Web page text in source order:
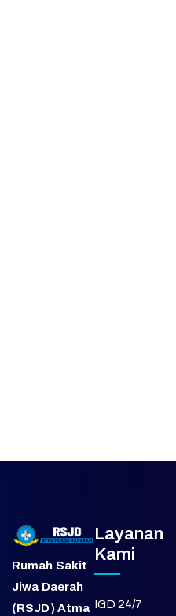
Rumah Sakit
Jiwa Daerah
(RSJD) Atma
Layanan
Kami
IGD 24/7